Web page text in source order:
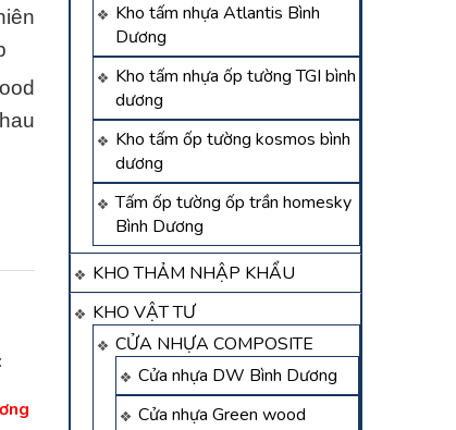
Kho tấm nhựa Atlantis Bình
Dương
Kho tấm nhựa ốp tường TGI bình
dương
Kho tấm ốp tường kosmos bình
dương
Tấm ốp tường ốp trần homesky
Bình Dương
KHO THẢM NHẬP KHẨU
KHO VẬT TƯ
CỬA NHỰA COMPOSITE
Cửa nhựa DW Bình Dương
Cửa nhựa Green wood